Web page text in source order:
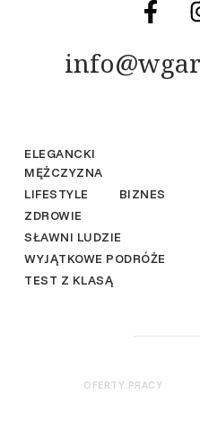
ELEGANCKI
MĘŻCZYZNA
LIFESTYLE
BIZNES
ZDROWIE
SŁAWNI LUDZIE
WYJĄTKOWE PODRÓŻE
TEST Z KLASĄ
OFERTY PRACY